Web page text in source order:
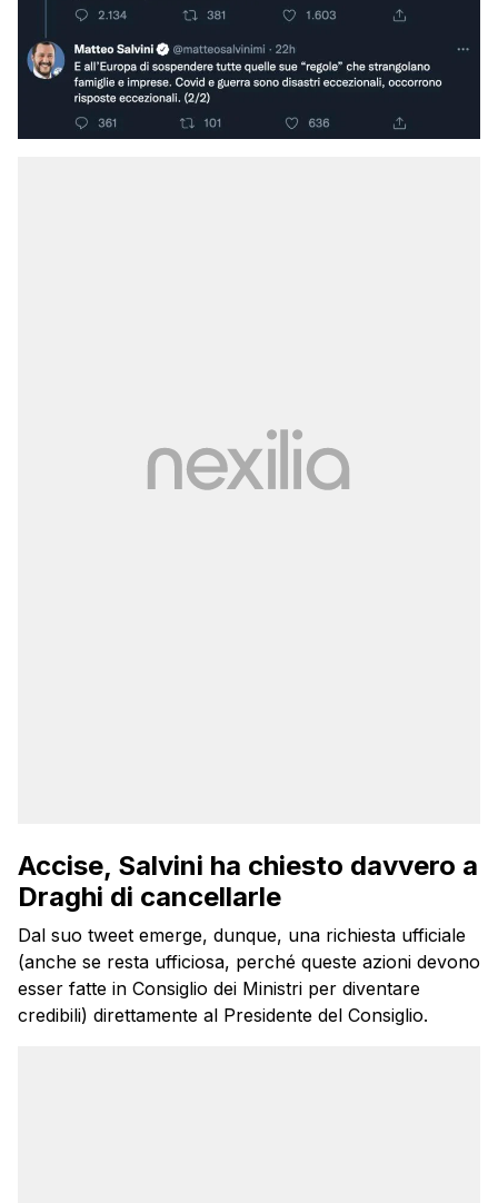
Accise, Salvini ha chiesto davvero a
Draghi di cancellarle
Dal suo tweet emerge, dunque, una richiesta ufficiale
(anche se resta ufficiosa, perché queste azioni devono
esser fatte in Consiglio dei Ministri per diventare
credibili) direttamente al Presidente del Consiglio.